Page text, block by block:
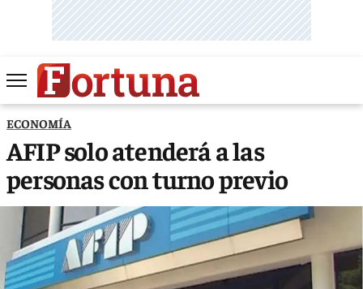
ECONOMÍA
AFIP solo atenderá a las
personas con turno previo